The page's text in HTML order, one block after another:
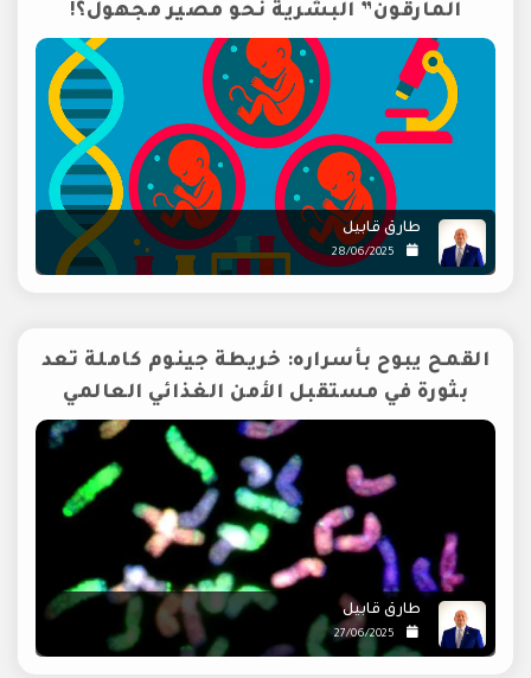
المارقون” البشرية نحو مصير مجهول؟!
طارق قابيل
28/06/2025
القمح يبوح بأسراره: خريطة جينوم كاملة تعد
بثورة في مستقبل الأمن الغذائي العالمي
طارق قابيل
27/06/2025